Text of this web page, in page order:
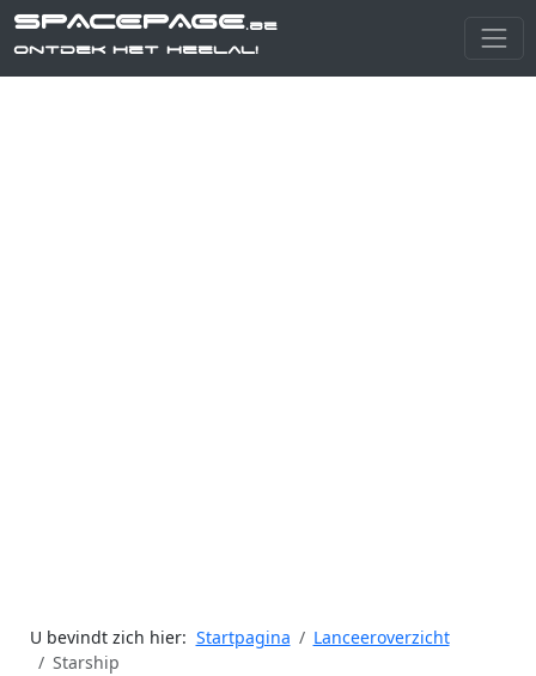
SPACEPAGE.be
Ontdek het heelal!
U bevindt zich hier: Startpagina
Lanceeroverzicht
Starship